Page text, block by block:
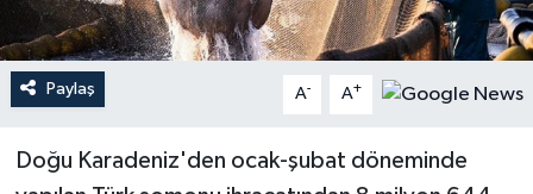
Paylaş A- A+
Doğu Karadeniz'den ocak-şubat döneminde